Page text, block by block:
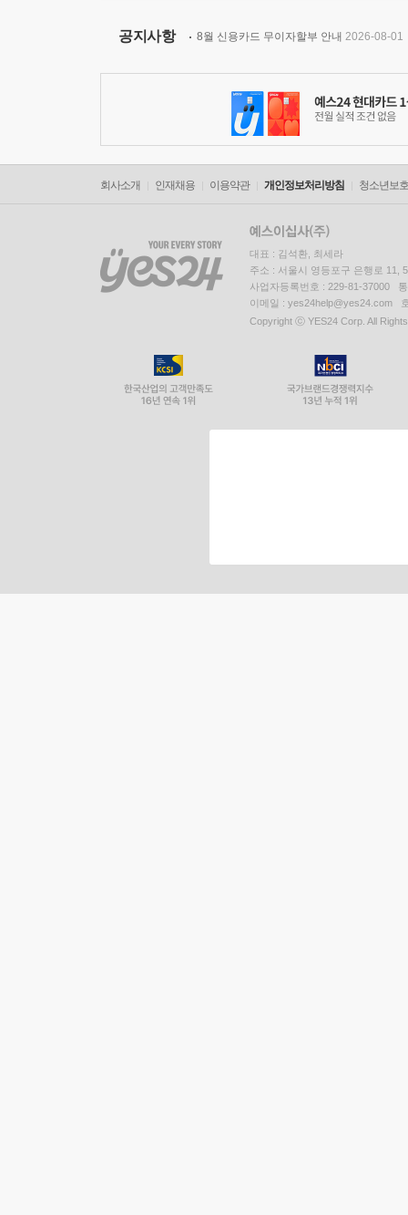
공지사항 8월 신용카드 무이자할부 안내 2026-08-01
회사소개 인재채용 이용약관 개인정보처리방침 청소년보
대표 : 김석환, 최세라
주소 : 서울시 영등포구 은행로 11,
사업자등록번호 : 229-81-37000
이메일 : yes24help@yes24.com
Copyright ⓒ YES24 Corp. All